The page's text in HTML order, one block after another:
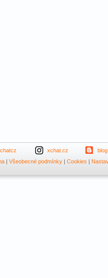
xchat.cz
blog
| Všeobecné podmínky| Cookies |